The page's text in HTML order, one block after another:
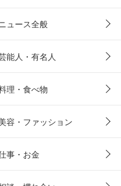
ュース全般
能人・有名人
理・食べ物
容・ファッション
事・お金